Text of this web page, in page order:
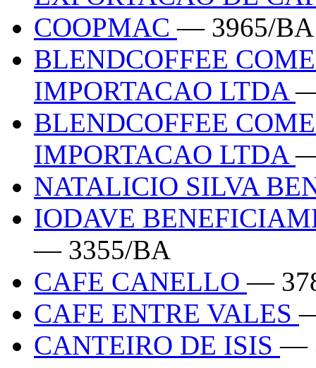
COOPMAC— 3965/BA
BLENDCOFFEE
IMPORTACAO LTDA
BLENDCOFFEE
IMPORTACAO LTDA
NATALICIO SILVA
IODAVE
— 3355/BA
CAFE CANELLO—
CAFE ENTRE VALES
CANTEIRO DE ISIS—